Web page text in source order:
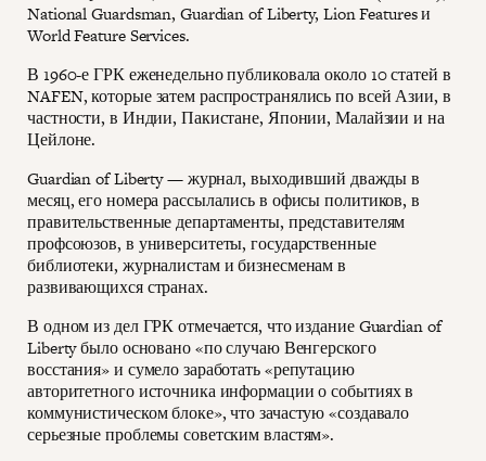
National Guardsman, Guardian of Liberty, Lion Features и
World Feature Services.
В 1960-е ГРК еженедельно публиковала около 10 статей в
NAFEN, которые затем распространялись по всей Азии, в
частности, в Индии, Пакистане, Японии, Малайзии и на
Цейлоне.
Guardian of Liberty — журнал, выходивший дважды в
месяц, его номера рассылались в офисы политиков, в
правительственные департаменты, представителям
профсоюзов, в университеты, государственные
библиотеки, журналистам и бизнесменам в
развивающихся странах.
В одном из дел ГРК отмечается, что издание Guardian of
Liberty было основано «по случаю Венгерского
восстания» и сумело заработать «репутацию
авторитетного источника информации о событиях в
коммунистическом блоке», что зачастую «создавало
серьезные проблемы советским властям».